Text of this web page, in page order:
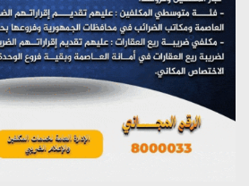
يوليو 26, 2026
تستمعون لبرنامج (خبر وعلم)
يوليو 26, 2026